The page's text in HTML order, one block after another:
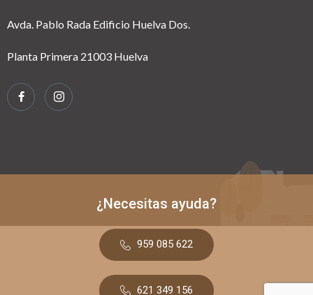
Avda. Pablo Rada Edificio Huelva Dos.
Planta Primera 21003 Huelva
¿Necesitas ayuda?
959 085 622
621 349 156